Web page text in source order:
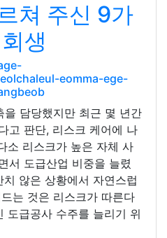
쳐 주신 9가
생
eomma-ege-
담당했지만 최근 몇 년간
고 판단, 리스크 케어에 나
소 리스크가 높은 자체 사
서 도급산업 비중을 늘렸
않은 상황에서 자연스럽
는 것은 리스크가 따른다
도급공사 수주를 늘리기 위